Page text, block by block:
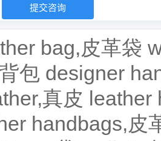
bag,皮革袋
包 designer
真皮 leather
handbags,皮